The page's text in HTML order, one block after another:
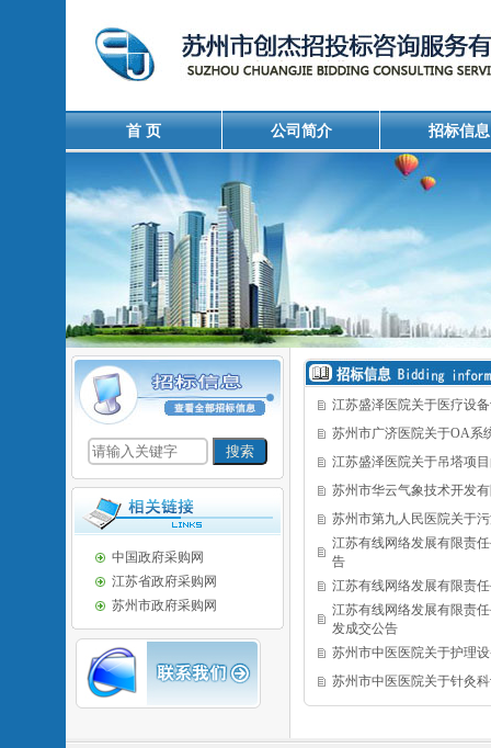
首 页 公司简介 招标信息
中国政府采购网
江苏省政府采购网
苏州市政府采购网
江苏盛泽医院关于医疗设
苏州市广济医院关于OA系
江苏盛泽医院关于吊塔项
苏州市华云气象技术开发
苏州市第九人民医院关于
江苏有线网络发展有限责
告
江苏有线网络发展有限责
江苏有线网络发展有限责
发成交公告
苏州市中医医院关于护理
苏州市中医医院关于针灸